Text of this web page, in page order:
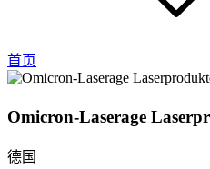
首页
Omicron-Laserage
德国